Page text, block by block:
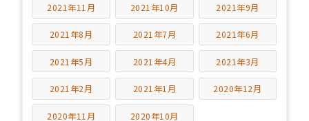
2021年11月 2021年10月 2021年9月
2021年8月 2021年7月 2021年6月
2021年5月 2021年4月 2021年3月
2021年2月 2021年1月 2020年12月
2020年11月 2020年10月